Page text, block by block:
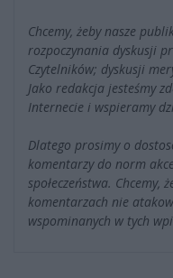
Chcemy, żeby nasze
rozpoczynania dyskusji
Czytelników; dyskusji
Jako redakcja jesteśmy
Internecie i wspieramy
Dlatego prosimy o
komentarzy do norm
społeczeństwa. Chcemy,
komentarzach nie
wspominanych w tych